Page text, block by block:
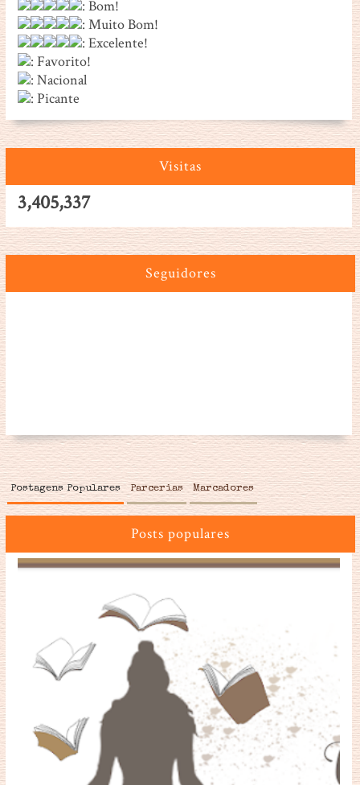
: Bom!
: Muito Bom!
: Excelente!
: Favorito!
: Nacional
: Picante
Visitas
3,405,337
Seguidores
Postagens Populares Parcerias Marcadores
Posts populares